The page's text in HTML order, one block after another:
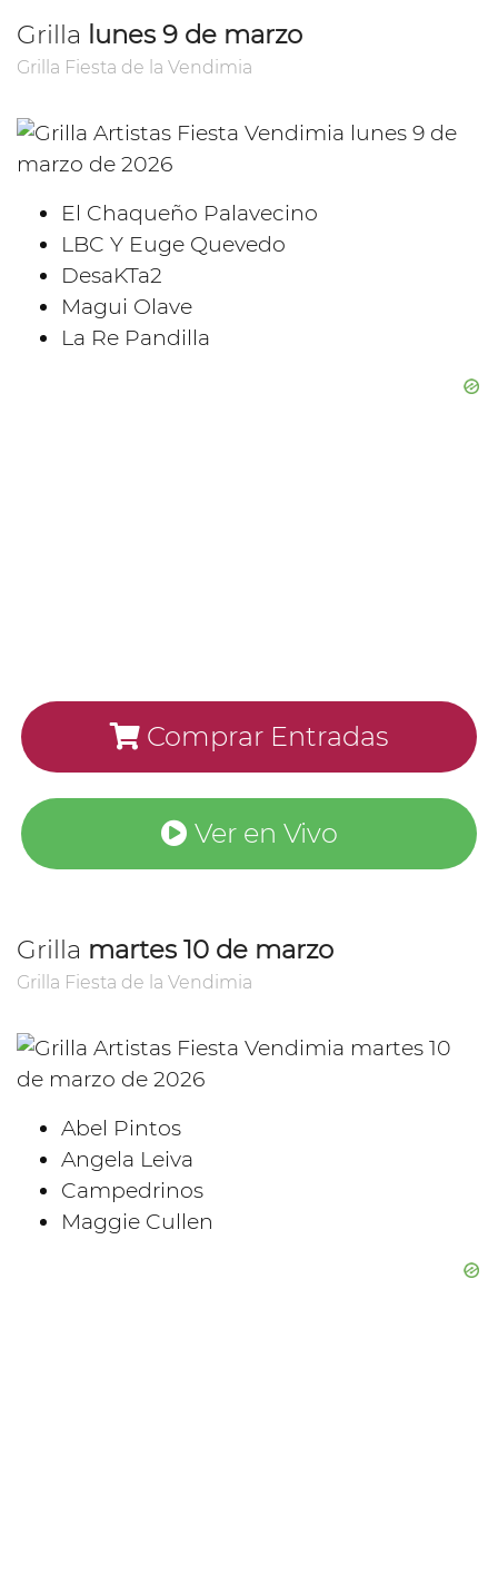
Grilla lunes 9 de marzo
Grilla Fiesta de la Vendimia
El Chaqueño Palavecino
LBC Y Euge Quevedo
DesaKTa2
Magui Olave
La Re Pandilla
Comprar Entradas
Ver en Vivo
Grilla martes 10 de marzo
Grilla Fiesta de la Vendimia
Abel Pintos
Angela Leiva
Campedrinos
Maggie Cullen